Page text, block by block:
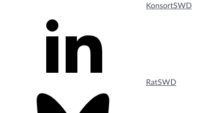
KonsortSWD
RatSWD